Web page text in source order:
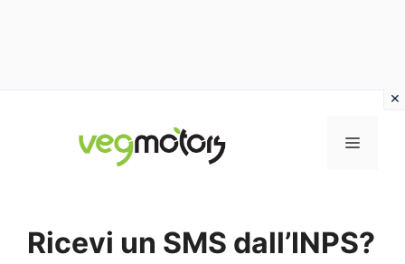
MENU
Ricevi un SMS dall’INPS?